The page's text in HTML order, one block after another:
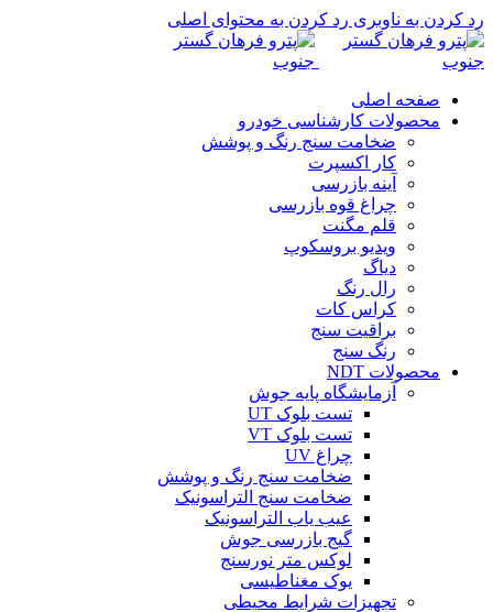
رد کردن به ناوبری رد کردن به محتوای اصلی
صفحه اصلی
محصولات کارشناسی خودرو
ضخامت سنج رنگ و پوشش
کار اکسپرت
آینه بازرسی
چراغ قوه بازرسی
قلم مگنت
ویدیو بروسکوپ
دیاگ
رال رنگ
کراس کات
براقیت سنج
رنگ سنج
محصولات NDT
آزمایشگاه پایه جوش
تست بلوک UT
تست بلوک VT
چراغ UV
ضخامت سنج رنگ و پوشش
ضخامت سنج التراسونیک
عیب یاب التراسونیک
گیج بازرسی جوش
لوکس متر نورسنج
یوک مغناطیسی
تجهیزات شرایط محیطی